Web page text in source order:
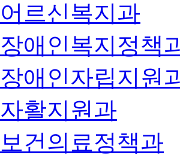
어르신복지과
장애인복지정책
장애인자립지원
자활지원과
보건의료정책과